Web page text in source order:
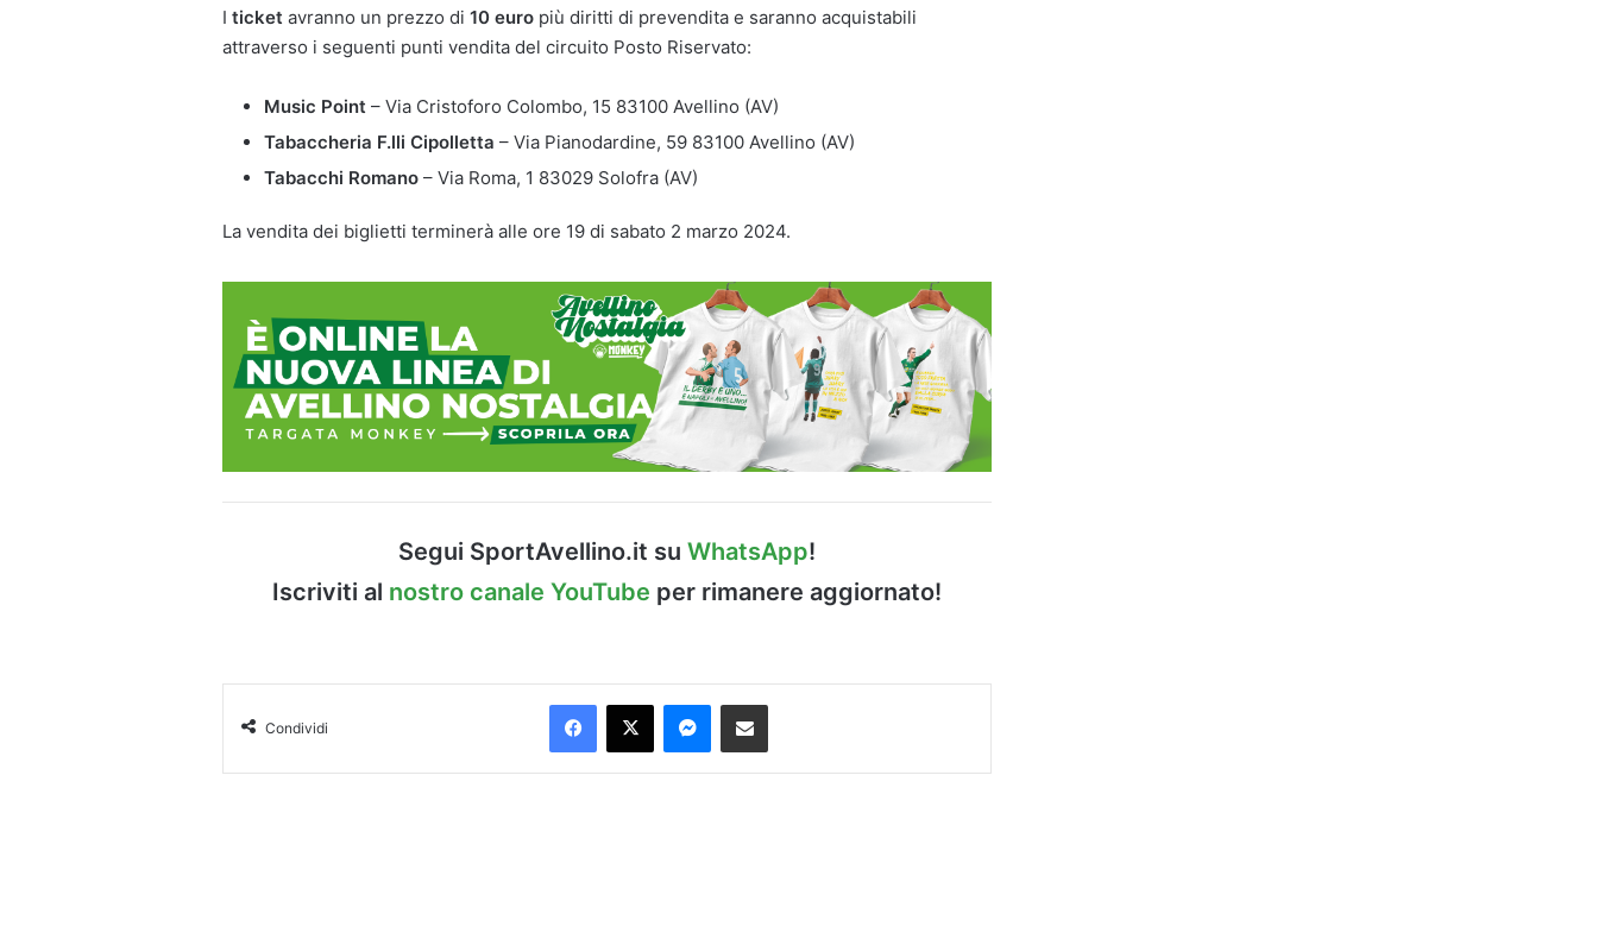
I ticket avranno un prezzo di 10 euro più diritti di prevendita e saranno acquistabili
attraverso i seguenti punti vendita del circuito Posto Riservato:
Music Point – Via Cristoforo Colombo, 15 83100 Avellino (AV)
Tabaccheria F.lli Cipolletta – Via Pianodardine, 59 83100 Avellino (AV)
Tabacchi Romano – Via Roma, 1 83029 Solofra (AV)
La vendita dei biglietti terminerà alle ore 19 di sabato 2 marzo 2024.
Segui SportAvellino.it su WhatsApp!
Iscriviti al nostro canale YouTube per rimanere aggiornato!
Condividi
Facebook
X Messenger
Condividi via Email